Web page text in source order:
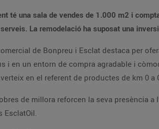
té una sala de vendes de 1.000 m2 i
La remodelació ha suposat una
de Bonpreu i Esclat destaca per
i en un entorn de compra agradable i
en el referent de productes de km 0 a
de millora reforcen la seva presència
EsclatOil.